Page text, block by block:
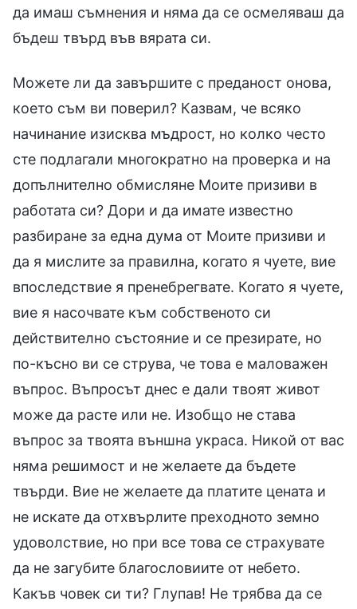
да имаш съмнения и няма да се осмеляваш да
бъдеш твърд във вярата си.
Можете ли да завършите с преданост онова,
което съм ви поверил? Казвам, че всяко
начинание изисква мъдрост, но колко често
сте подлагали многократно на проверка и на
допълнително обмисляне Моите призиви в
работата си? Дори и да имате известно
разбиране за една дума от Моите призиви и
да я мислите за правилна, когато я чуете, вие
впоследствие я пренебрегвате. Когато я чуете,
вие я насочвате към собственото си
действително състояние и се презирате, но
по-късно ви се струва, че това е маловажен
въпрос. Въпросът днес е дали твоят живот
може да расте или не. Изобщо не става
въпрос за твоята външна украса. Никой от вас
няма решимост и не желаете да бъдете
твърди. Вие не желаете да платите цената и
не искате да отхвърлите преходното земно
удоволствие, но при все това се страхувате
да не загубите благословиите от небето.
Какъв човек си ти? Глупав! Не трябва да се